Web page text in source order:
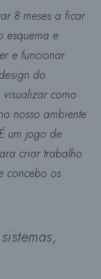
8 meses a ficar
esquema e
e funcionar
do
como
nosso ambiente
um jogo de
criar trabalho
concebo os